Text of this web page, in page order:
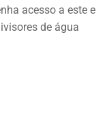
acesso a este e
de água